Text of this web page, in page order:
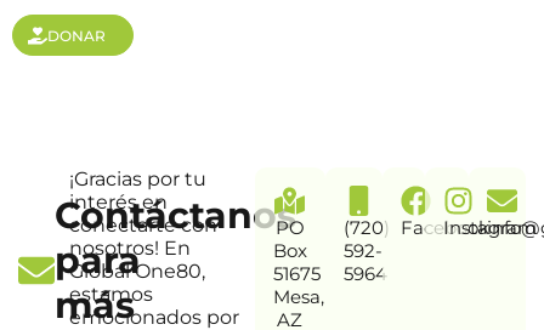
DONAR
Contáctanos
para
más
¡Gracias por tu
interés en
conectarte con
nosotros! En
Global One80,
estamos
emocionados por
PO
Box
51675
Mesa,
AZ
(720)
592-
5964
FacebookInstagram